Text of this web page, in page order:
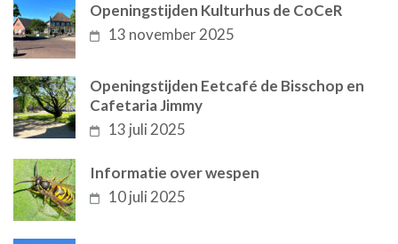
Openingstijden Kulturhus de CoCeR
13 november 2025
Openingstijden Eetcafé de Bisschop en
Cafetaria Jimmy
13 juli 2025
Informatie over wespen
10 juli 2025